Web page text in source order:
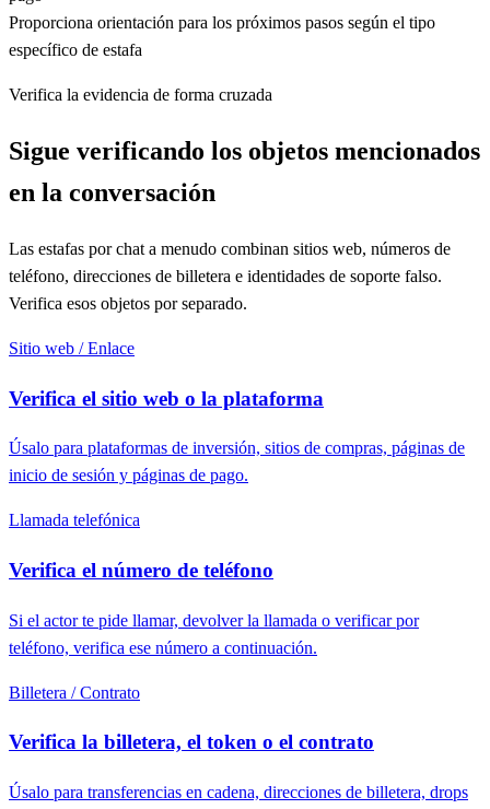
Proporciona orientación para los próximos pasos según el tipo
específico de estafa
Verifica la evidencia de forma cruzada
Sigue verificando los objetos mencionados
en la conversación
Las estafas por chat a menudo combinan sitios web, números de
teléfono, direcciones de billetera e identidades de soporte falso.
Verifica esos objetos por separado.
Sitio web / Enlace
Verifica el sitio web o la plataforma
Úsalo para plataformas de inversión, sitios de compras, páginas de
inicio de sesión y páginas de pago.
Llamada telefónica
Verifica el número de teléfono
Si el actor te pide llamar, devolver la llamada o verificar por
teléfono, verifica ese número a continuación.
Billetera / Contrato
Verifica la billetera, el token o el contrato
Úsalo para transferencias en cadena, direcciones de billetera, drops